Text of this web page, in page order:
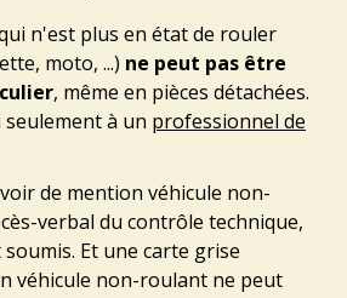
n'est plus en état de rouler
moto, ...) ne peut pas être
, même en pièces détachées.
à un professionnel de
de mention véhicule non-
verbal du contrôle technique,
Et une carte grise
véhicule non-roulant ne peut